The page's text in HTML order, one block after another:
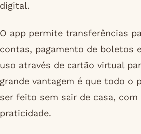
digital.
O app permite transferências
contas, pagamento de boletos
uso através de cartão virtual
grande vantagem é que todo o
ser feito sem sair de casa, com
praticidade.